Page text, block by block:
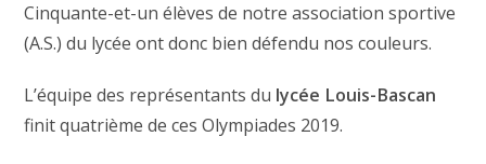
Cinquante-et-un élèves de notre association sportive
(A.S.) du lycée ont donc bien défendu nos couleurs.
L’équipe des représentants du lycée Louis-Bascan
finit quatrième de ces Olympiades 2019.